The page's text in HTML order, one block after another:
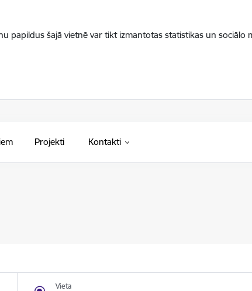
papildus šajā vietnē var tikt izmantotas statistikas un sociālo
Projekti Kontakti
Vieta